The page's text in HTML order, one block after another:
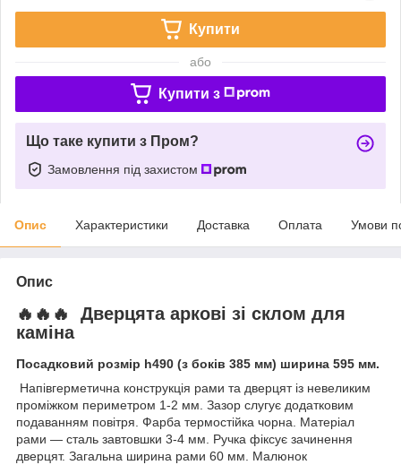
Купити
або
Купити з
Що таке купити з Пром?
Замовлення під захистом
Опис Характеристики Доставка Оплата Умови
Опис
🔥🔥🔥 Дверцята аркові зі склом для
каміна
Посадковий розмір h490 (з боків 385 мм) ширина 595 мм.
Напівгерметична конструкція рами та дверцят із невеликим
проміжком периметром 1-2 мм. Зазор слугує додатковим
подаванням повітря. Фарба термостійка чорна. Матеріал
рами — сталь завтовшки 3-4 мм. Ручка фіксує зачинення
дверцят. Загальна ширина рами 60 мм. Малюнок